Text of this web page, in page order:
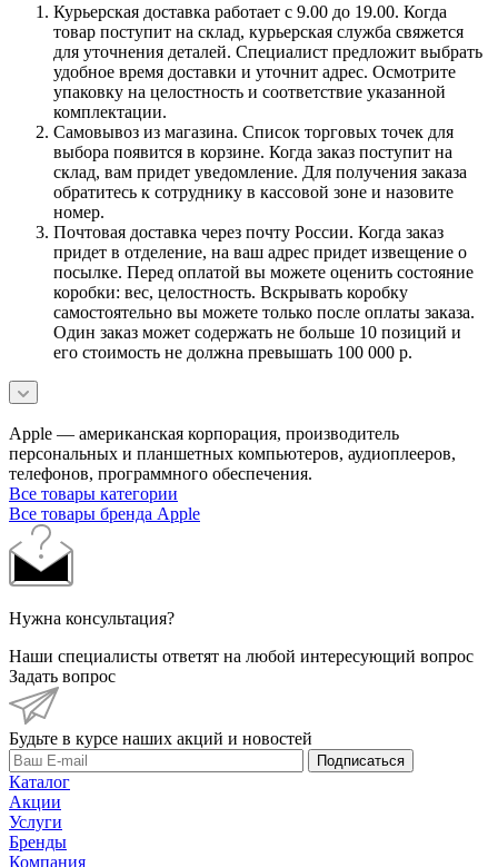
Курьерская доставка работает с 9.00 до 19.00. Когда
товар поступит на склад, курьерская служба свяжется
для уточнения деталей. Специалист предложит выбрать
удобное время доставки и уточнит адрес. Осмотрите
упаковку на целостность и соответствие указанной
комплектации.
Самовывоз из магазина. Список торговых точек для
выбора появится в корзине. Когда заказ поступит на
склад, вам придет уведомление. Для получения заказа
обратитесь к сотруднику в кассовой зоне и назовите
номер.
Почтовая доставка через почту России. Когда заказ
придет в отделение, на ваш адрес придет извещение о
посылке. Перед оплатой вы можете оценить состояние
коробки: вес, целостность. Вскрывать коробку
самостоятельно вы можете только после оплаты заказа.
Один заказ может содержать не больше 10 позиций и
его стоимость не должна превышать 100 000 р.
Apple — американская корпорация, производитель
персональных и планшетных компьютеров, аудиоплееров,
телефонов, программного обеспечения.
Все товары категории
Все товары бренда Apple
Нужна консультация?
Наши специалисты ответят на любой интересующий вопрос
Задать вопрос
Будьте в курсе наших акций и новостей
Подписаться
Каталог
Акции
Услуги
Бренды
Компания